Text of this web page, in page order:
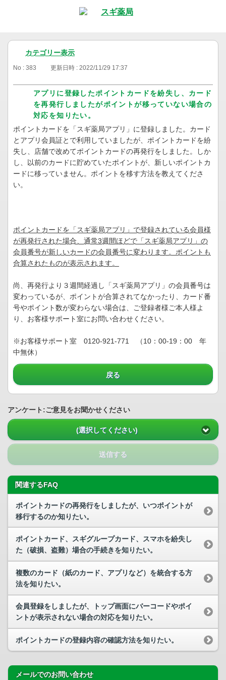
カテゴリー表示
No : 383 更新日時 : 2022/11/29 17:37
アプリに登録したポイントカードを紛失し、カード
を再発行しましたがポイントが移っていない場合の
対応を知りたい。
ポイントカードを「スギ薬局アプリ」に登録しました。カード
とアプリ会員証とで利用していましたが、ポイントカードを紛
失し、店舗で改めてポイントカードの再発行をしました。しか
し、以前のカードに貯めていたポイントが、新しいポイントカ
ードに移っていません。ポイントを移す方法を教えてくださ
い。
ポイントカードを「スギ薬局アプリ」で登録されている会員様
が再発行された場合、通常3週間ほどで「スギ薬局アプリ」の
会員番号が新しいカードの会員番号に変わります。ポイントも
合算されたものが表示されます。
尚、再発行より３週間経過し「スギ薬局アプリ」の会員番号は
変わっているが、ポイントが合算されてなかったり、カード番
号やポイント数が変わらない場合は、ご登録者様ご本人様よ
り、お客様サポート室にお問い合わせください。
※お客様サポート室 0120-921-771 （10：00-19：00 年
中無休）
戻る
アンケート:ご意見をお聞かせください
(選択してください)
送信する
関連するFAQ
ポイントカードの再発行をしましたが、いつポイントが
移行するのか知りたい。
ポイントカード、スギグループカード、スマホを紛失し
た（破損、盗難）場合の手続きを知りたい。
複数のカード（紙のカード、アプリなど）を統合する方
法を知りたい。
会員登録をしましたが、トップ画面にバーコードやポイ
ントが表示されない場合の対応を知りたい。
ポイントカードの登録内容の確認方法を知りたい。
メールでのお問い合わせ